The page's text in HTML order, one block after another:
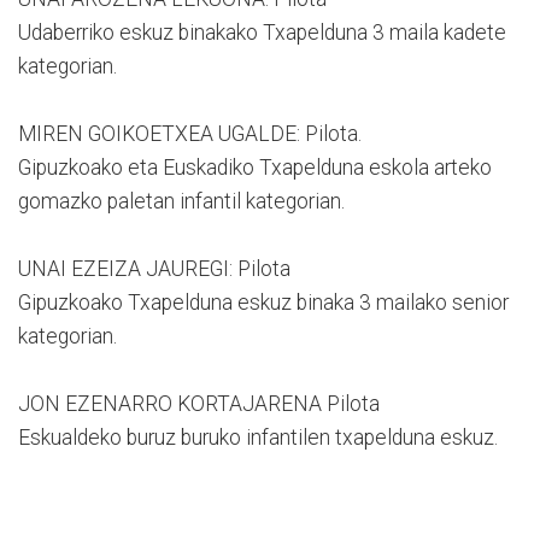
Udaberriko eskuz binakako Txapelduna 3 maila kadete
kategorian.
MIREN GOIKOETXEA UGALDE: Pilota.
Gipuzkoako eta Euskadiko Txapelduna eskola arteko
gomazko paletan infantil kategorian.
UNAI EZEIZA JAUREGI: Pilota
Gipuzkoako Txapelduna eskuz binaka 3 mailako senior
kategorian.
JON EZENARRO KORTAJARENA Pilota
Eskualdeko buruz buruko infantilen txapelduna eskuz.